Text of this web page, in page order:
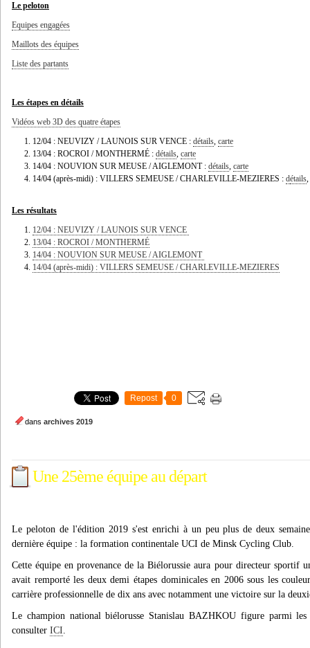
Le peloton
Equipes engagées
Maillots des équipes
Liste des partants
Les étapes en détails
Vidéos web 3D des quatre étapes
12/04 : NEUVIZY / LAUNOIS SUR VENCE : détails, carte
13/04 : ROCROI / MONTHERMÉ : détails, carte
14/04 : NOUVION SUR MEUSE / AIGLEMONT : détails, carte
14/04 (après-midi) : VILLERS SEMEUSE / CHARLEVILLE-MEZIERES : détails,
Les résultats
12/04 : NEUVIZY / LAUNOIS SUR VENCE
13/04 : ROCROI / MONTHERMÉ
14/04 : NOUVION SUR MEUSE / AIGLEMONT
14/04 (après-midi) : VILLERS SEMEUSE / CHARLEVILLE-MEZIERES
Repost 0
dans archives 2019
Une 25ème équipe au départ
Le peloton de l'édition 2019 s'est enrichi à un peu plus de deux
dernière équipe : la formation continentale UCI de Minsk Cycling Club.
Cette équipe en provenance de la Biélorussie aura pour directeur sportif
avait remporté les deux demi étapes dominicales en 2006 sous les
carrière professionnelle de dix ans avec notamment une victoire sur la
Le champion national biélorusse Stanislau BAZHKOU figure parmi
consulter ICI.